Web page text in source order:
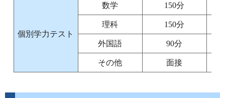
個別学力テスト
数学 150分
理科 150分
外国語 90分
その他 面接